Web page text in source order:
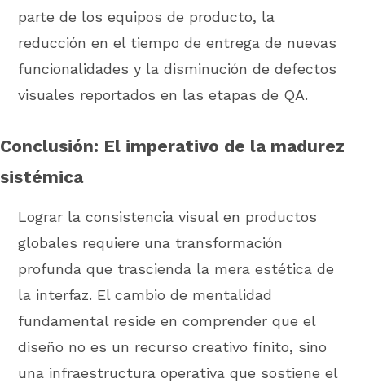
parte de los equipos de producto, la
reducción en el tiempo de entrega de nuevas
funcionalidades y la disminución de defectos
visuales reportados en las etapas de QA.
Conclusión: El imperativo de la madurez
sistémica
Lograr la consistencia visual en productos
globales requiere una transformación
profunda que trascienda la mera estética de
la interfaz. El cambio de mentalidad
fundamental reside en comprender que el
diseño no es un recurso creativo finito, sino
una infraestructura operativa que sostiene el